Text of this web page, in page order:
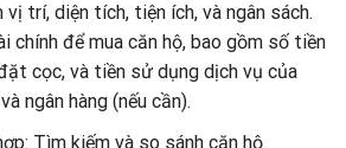
vị trí, diện tích, tiện ích, và ngân sách.
chính để mua căn hộ, bao gồm số tiền
cọc, và tiền sử dụng dịch vụ của
ngân hàng (nếu cần).
Tìm kiếm và so sánh căn hộ